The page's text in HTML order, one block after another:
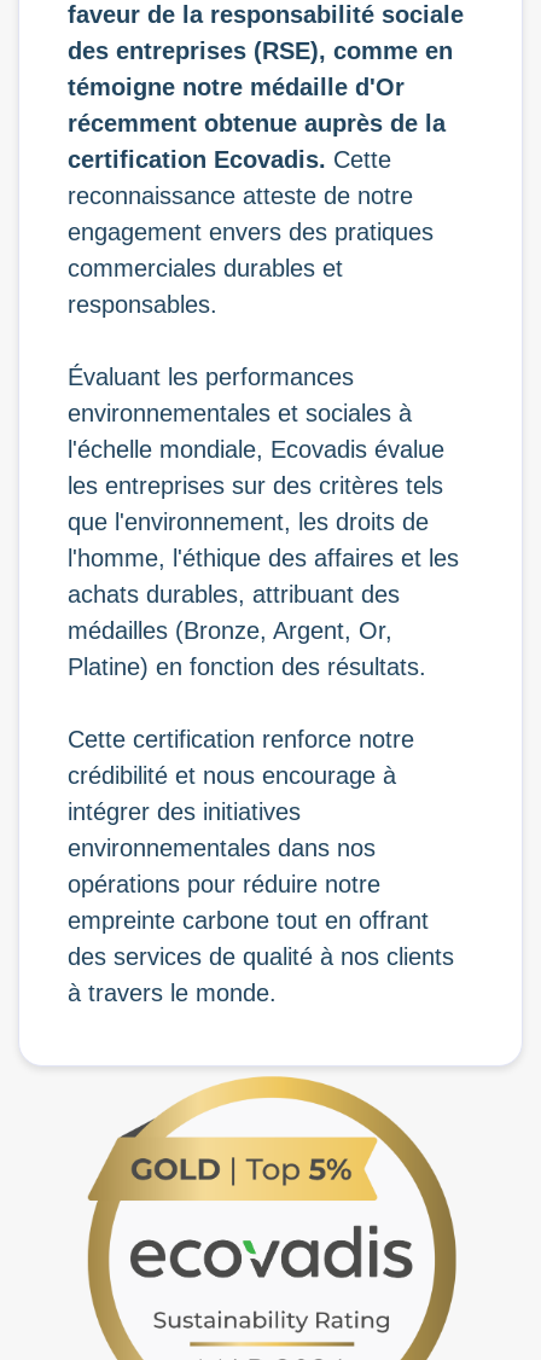
faveur de la responsabilité sociale
des entreprises (RSE), comme en
témoigne notre médaille d'Or
récemment obtenue auprès de la
certification Ecovadis. Cette
reconnaissance atteste de notre
engagement envers des pratiques
commerciales durables et
responsables.
Évaluant les performances
environnementales et sociales à
l'échelle mondiale, Ecovadis évalue
les entreprises sur des critères tels
que l'environnement, les droits de
l'homme, l'éthique des affaires et les
achats durables, attribuant des
médailles (Bronze, Argent, Or,
Platine) en fonction des résultats.
Cette certification renforce notre
crédibilité et nous encourage à
intégrer des initiatives
environnementales dans nos
opérations pour réduire notre
empreinte carbone tout en offrant
des services de qualité à nos clients
à travers le monde.